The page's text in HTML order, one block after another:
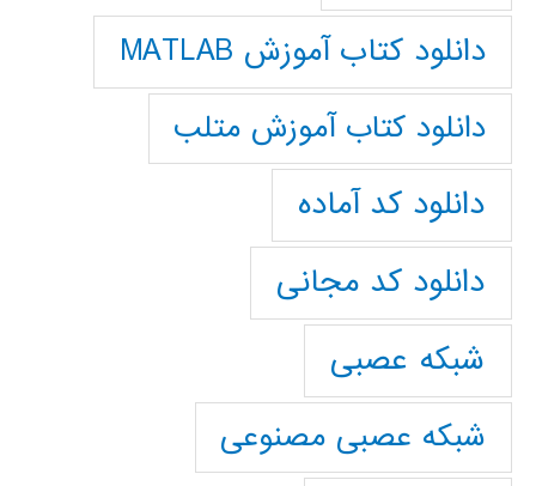
دانلود کتاب آموزش MATLAB
دانلود کتاب آموزش متلب
دانلود کد آماده
دانلود کد مجانی
شبکه عصبی
شبکه عصبی مصنوعی